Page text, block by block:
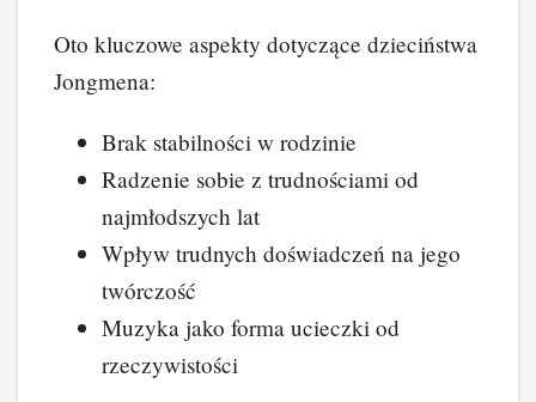
Oto kluczowe aspekty dotyczące dzieciństwa
Jongmena:
Brak stabilności w rodzinie
Radzenie sobie z trudnościami od
najmłodszych lat
Wpływ trudnych doświadczeń na jego
twórczość
Muzyka jako forma ucieczki od
rzeczywistości